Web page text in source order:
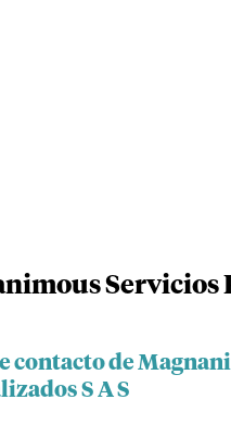
Servicios
contacto de
S A S